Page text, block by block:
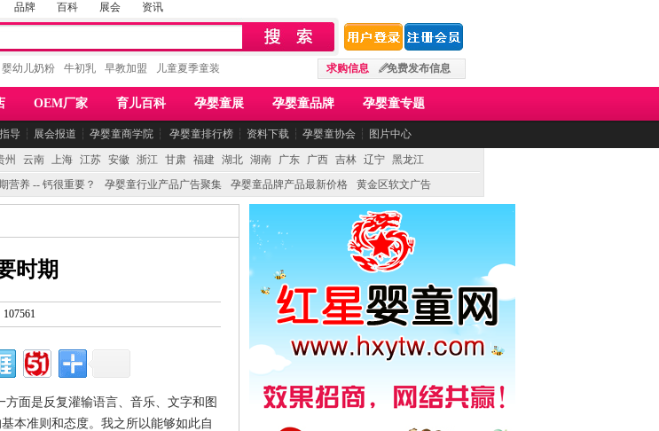
品牌 百科 展会 资讯
求购信息 免费发布信息
婴幼儿奶粉 牛初乳 早教加盟 儿童夏季童装
OEM厂家 育儿百科 孕婴童展 孕婴童品牌 孕婴童专题
导 ┆ 展会报道 ┆ 孕婴童商学院 ┆ 孕婴童排行榜 ┆ 资料下载 ┆ 孕婴童协会 ┆ 图片中心
州 云南 上海 江苏 安徽 浙江 甘肃 福建 湖北 湖南 广东 广西 吉林 辽宁 黑龙江
营养 -- 钙很重要？ 孕婴童行业产品广告聚集 孕婴童品牌产品最新价格 黄金区软文广告
时期
面是反复灌输语言、音乐、文字和图
本准则和态度。我之所以能够如此自